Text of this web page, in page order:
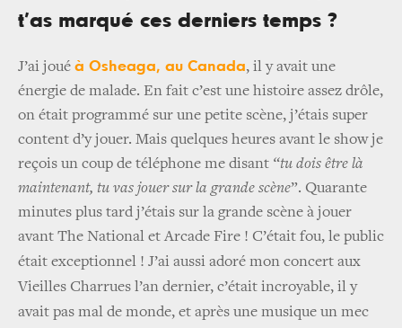
t’as marqué ces derniers temps ?
J’ai joué à Osheaga, au Canada, il y avait une
énergie de malade. En fait c’est une histoire assez drôle,
on était programmé sur une petite scène, j’étais super
content d’y jouer. Mais quelques heures avant le show je
reçois un coup de téléphone me disant “tu dois être là
maintenant, tu vas jouer sur la grande scène”. Quarante
minutes plus tard j’étais sur la grande scène à jouer
avant The National et Arcade Fire ! C’était fou, le public
était exceptionnel ! J’ai aussi adoré mon concert aux
Vieilles Charrues l’an dernier, c’était incroyable, il y
avait pas mal de monde, et après une musique un mec